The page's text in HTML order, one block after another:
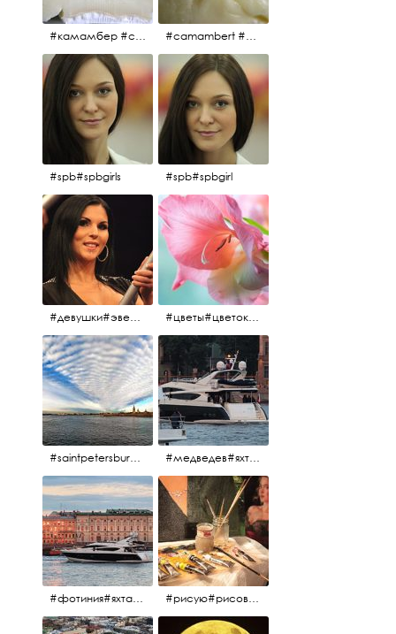
#камамбер #сыр #camambert #camambert #сыр#камамбер
#spb#spbgirls #spb#spbgirl
#девушки#эверласт#everlast#finland#southfinland#helsinki #цветы#цветок#нежность
#saintpetersburg #санктпетербург#нева#троицкиймост#питерскоеутро#петропавловскаякрепость #медведев#яхты#алыепаруса2023#белыеночи2013#санктпетербург #яхтафотиния#yacht#yachtphotinia
#фотиния#яхтафотиния#дмитриймедведев#медведев#яхта#алыепаруса2013#2013#алыепаруса #нева#санктпетербург #yachtphotinia#yacht #рисую#рисовать#краскихолстмасло#картина#холст#кисточки#палитра#художник#портрет#aplgallery